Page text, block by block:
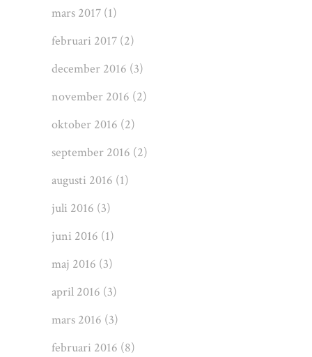
mars 2017 (1)
februari 2017 (2)
december 2016 (3)
november 2016 (2)
oktober 2016 (2)
september 2016 (2)
augusti 2016 (1)
juli 2016 (3)
juni 2016 (1)
maj 2016 (3)
april 2016 (3)
mars 2016 (3)
februari 2016 (8)